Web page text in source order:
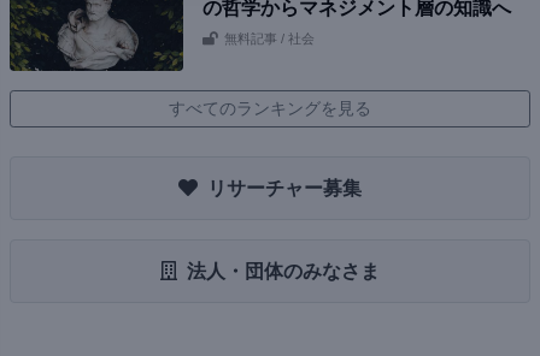
の哲学からマネジメント層の知識へ
無料記事 / 社会
すべてのランキングを見る
リサーチャー募集
法人・団体のみなさま